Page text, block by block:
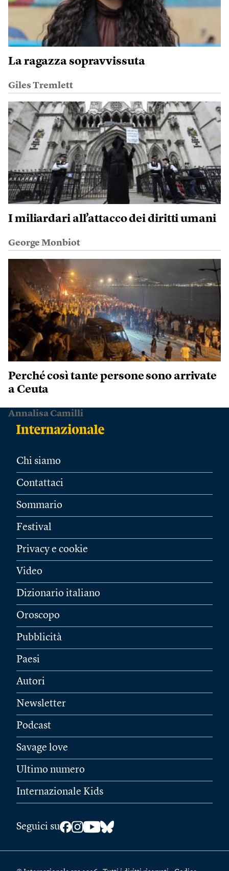
La ragazza sopravvissuta
Giles Tremlett
I miliardari all’attacco dei diritti umani
George Monbiot
Perché così tante persone sono arrivate
a Ceuta
Annalisa Camilli
Chi siamo
Contattaci
Sommario
Festival
Privacy e cookie
Video
Dizionario italiano
Oroscopo
Pubblicità
Paesi
Autori
Newsletter
Podcast
Savage love
Ultimo numero
Internazionale Kids
Seguici su